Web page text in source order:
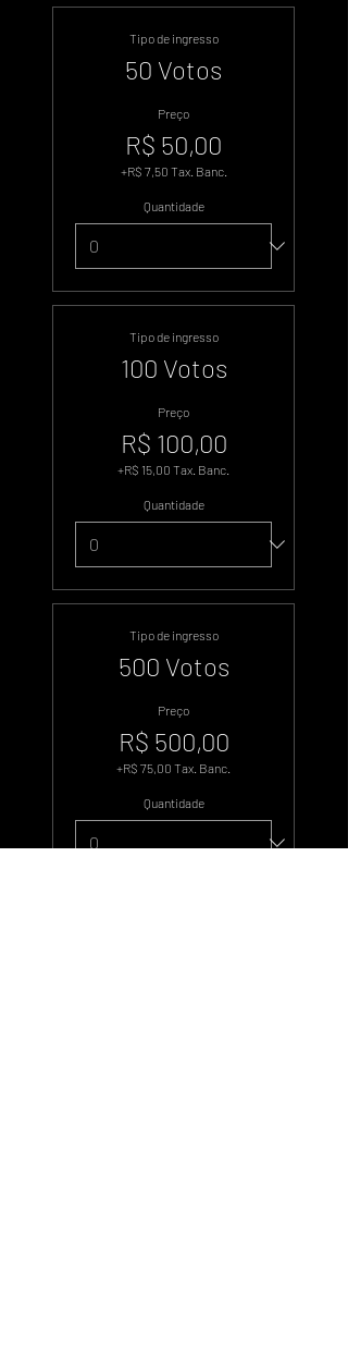
Tipo de ingresso
50 Votos
Preço
R$ 50,00
+R$ 7,50 Tax. Banc.
Quantidade
Tipo de ingresso
100 Votos
Preço
R$ 100,00
+R$ 15,00 Tax. Banc.
Quantidade
Tipo de ingresso
500 Votos
Preço
R$ 500,00
+R$ 75,00 Tax. Banc.
Quantidade